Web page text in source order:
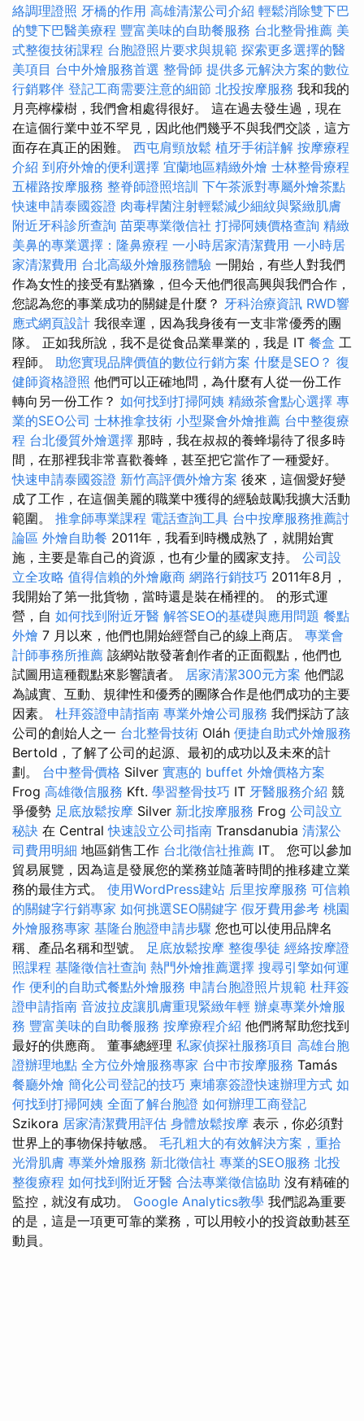
絡調理證照 牙橋的作用 高雄清潔公司介紹 輕鬆消除雙下巴
的雙下巴醫美療程 豐富美味的自助餐服務 台北整骨推薦 美
式整復技術課程 台胞證照片要求與規範 探索更多選擇的醫
美項目 台中外燴服務首選 整骨師 提供多元解決方案的數位
行銷夥伴 登記工商需要注意的細節 北投按摩服務 我和我的
月亮檸檬樹，我們會相處得很好。 這在過去發生過，現在
在這個行業中並不罕見，因此他們幾乎不與我們交談，這方
面存在真正的困難。 西屯肩頸放鬆 植牙手術詳解 按摩療程
介紹 到府外燴的便利選擇 宜蘭地區精緻外燴 士林整骨療程
五權路按摩服務 整脊師證照培訓 下午茶派對專屬外燴茶點
快速申請泰國簽證 肉毒桿菌注射輕鬆減少細紋與緊緻肌膚
附近牙科診所查詢 苗栗專業徵信社 打掃阿姨價格查詢 精緻
美鼻的專業選擇：隆鼻療程 一小時居家清潔費用 一小時居
家清潔費用 台北高級外燴服務體驗 一開始，有些人對我們
作為女性的接受有點猶豫，但今天他們很高興與我們合作，
您認為您的事業成功的關鍵是什麼？ 牙科治療資訊 RWD響
應式網頁設計 我很幸運，因為我身後有一支非常優秀的團
隊。 正如我所說，我不是從食品業畢業的，我是 IT 餐盒 工
程師。 助您實現品牌價值的數位行銷方案 什麼是SEO？ 復
健師資格證照 他們可以正確地問，為什麼有人從一份工作
轉向另一份工作？ 如何找到打掃阿姨 精緻茶會點心選擇 專
業的SEO公司 士林推拿技術 小型聚會外燴推薦 台中整復療
程 台北優質外燴選擇 那時，我在叔叔的養蜂場待了很多時
間，在那裡我非常喜歡養蜂，甚至把它當作了一種愛好。
快速申請泰國簽證 新竹高評價外燴方案 後來，這個愛好變
成了工作，在這個美麗的職業中獲得的經驗鼓勵我擴大活動
範圍。 推拿師專業課程 電話查詢工具 台中按摩服務推薦討
論區 外燴自助餐 2011年，我看到時機成熟了，就開始實
施，主要是靠自己的資源，也有少量的國家支持。 公司設
立全攻略 值得信賴的外燴廠商 網路行銷技巧 2011年8月，
我開始了第一批貨物，當時還是裝在桶裡的。 的形式運
營，自 如何找到附近牙醫 解答SEO的基礎與應用問題 餐點
外燴 7 月以來，他們也開始經營自己的線上商店。 專業會
計師事務所推薦 該網站散發著創作者的正面觀點，他們也
試圖用這種觀點來影響讀者。 居家清潔300元方案 他們認
為誠實、互動、規律性和優秀的團隊合作是他們成功的主要
因素。 杜拜簽證申請指南 專業外燴公司服務 我們採訪了該
公司的創始人之一 台北整骨技術 Oláh 便捷自助式外燴服務
Bertold，了解了公司的起源、最初的成功以及未來的計
劃。 台中整骨價格 Silver 實惠的 buffet 外燴價格方案
Frog 高雄徵信服務 Kft. 學習整骨技巧 IT 牙醫服務介紹 競
爭優勢 足底放鬆按摩 Silver 新北按摩服務 Frog 公司設立
秘訣 在 Central快速設立公司指南 Transdanubia 清潔公
司費用明細 地區銷售工作 台北徵信社推薦 IT。 您可以參加
貿易展覽，因為這是發展您的業務並隨著時間的推移建立業
務的最佳方式。 使用WordPress建站 后里按摩服務 可信賴
的關鍵字行銷專家 如何挑選SEO關鍵字 假牙費用參考 桃園
外燴服務專家 基隆台胞證申請步驟 您也可以使用品牌名
稱、產品名稱和型號。 足底放鬆按摩 整復學徒 經絡按摩證
照課程 基隆徵信社查詢 熱門外燴推薦選擇 搜尋引擎如何運
作 便利的自助式餐點外燴服務 申請台胞證照片規範 杜拜簽
證申請指南 音波拉皮讓肌膚重現緊緻年輕 辦桌專業外燴服
務 豐富美味的自助餐服務 按摩療程介紹 他們將幫助您找到
最好的供應商。 董事總經理 私家偵探社服務項目 高雄台胞
證辦理地點 全方位外燴服務專家 台中市按摩服務 Tamás
餐廳外燴 簡化公司登記的技巧 柬埔寨簽證快速辦理方式 如
何找到打掃阿姨 全面了解台胞證 如何辦理工商登記
Szikora 居家清潔費用評估 身體放鬆按摩 表示，你必須對
世界上的事物保持敏感。 毛孔粗大的有效解決方案，重拾
光滑肌膚 專業外燴服務 新北徵信社 專業的SEO服務 北投
整復療程 如何找到附近牙醫 合法專業徵信協助 沒有精確的
監控，就沒有成功。 Google Analytics教學 我們認為重要
的是，這是一項更可靠的業務，可以用較小的投資啟動甚至
動員。